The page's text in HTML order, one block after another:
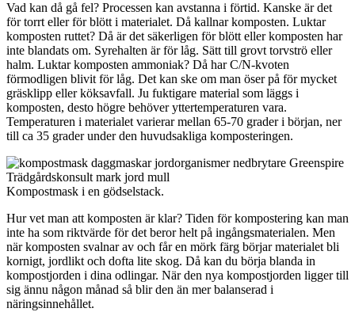
Vad kan då gå fel? Processen kan avstanna i förtid. Kanske är det
för torrt eller för blött i materialet. Då kallnar komposten. Luktar
komposten ruttet? Då är det säkerligen för blött eller komposten har
inte blandats om. Syrehalten är för låg. Sätt till grovt torvströ eller
halm. Luktar komposten ammoniak? Då har C/N-kvoten
förmodligen blivit för låg. Det kan ske om man öser på för mycket
gräsklipp eller köksavfall. Ju fuktigare material som läggs i
komposten, desto högre behöver yttertemperaturen vara.
Temperaturen i materialet varierar mellan 65-70 grader i början, ner
till ca 35 grader under den huvudsakliga komposteringen.
Kompostmask i en gödselstack.
Hur vet man att komposten är klar? Tiden för kompostering kan man
inte ha som riktvärde för det beror helt på ingångsmaterialen. Men
när komposten svalnar av och får en mörk färg börjar materialet bli
kornigt, jordlikt och dofta lite skog. Då kan du börja blanda in
kompostjorden i dina odlingar. När den nya kompostjorden ligger till
sig ännu någon månad så blir den än mer balanserad i
näringsinnehållet.